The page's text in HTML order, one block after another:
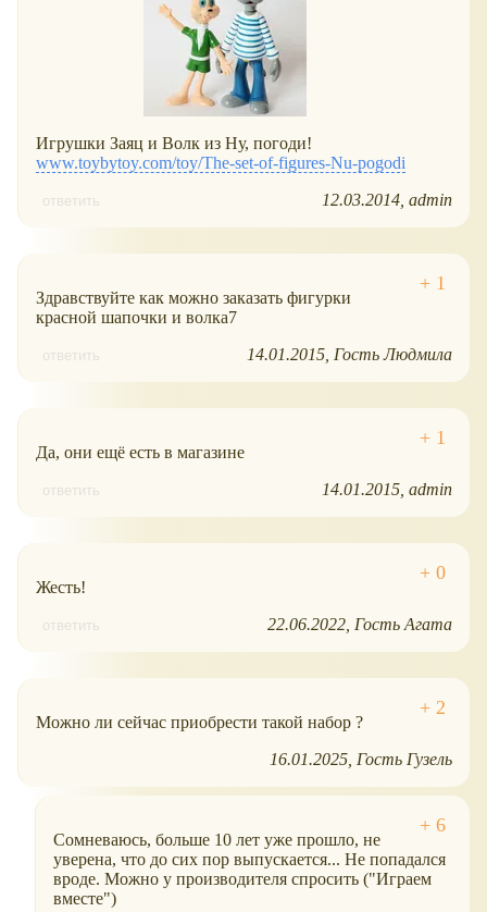
Игрушки Заяц и Волк из Ну, погоди!
www.toybytoy.com/toy/The-set-of-figures-Nu-pogodi
ответить 12.03.2014 admin
Здравствуйте как можно заказать фигурки
красной шапочки и волка7
ответить 14.01.2015 Гость Людмила
Да, они ещё есть в магазине
ответить 14.01.2015 admin
Жесть!
ответить 22.06.2022 Гость Агата
Можно ли сейчас приобрести такой набор ?
16.01.2025 Гость Гузель
Сомневаюсь, больше 10 лет уже прошло, не
уверена, что до сих пор выпускается... Не попадался
вроде. Можно у производителя спросить ("Играем
вместе")